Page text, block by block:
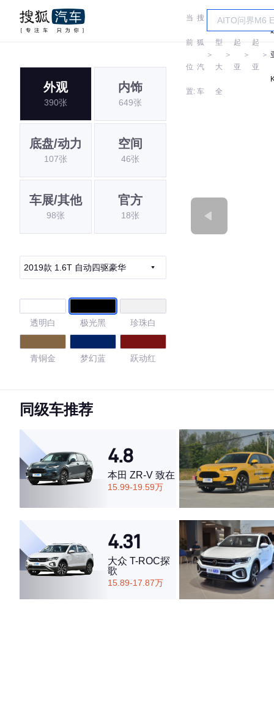
当
前
位
置:
搜
狐
汽
车
＞
车
型
大
全
＞
起
亚
＞
起
亚
＞
外观
390张
内饰
649张
底盘/动力
107张
空间
46张
车展/其他
98张
官方
18张
2019款 1.6T 自动四驱豪华
透明白 极光黑 珍珠白
青铜金 梦幻蓝 跃动红
4.68
·外观表现一般，低于65%同级车
·内饰表现较为优秀，优于71%同级车
·空间表现较为优秀，优于50%同级车
同级车推荐
4.8
本田 ZR-V 致在
15.99-19.59万
4.31
大众 T-ROC探
歌
15.89-17.87万